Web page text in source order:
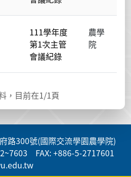
111學年度
第1次主管
會議紀錄
農學
院
，目前在1/1頁
路300號(國際交流學園農學院)
FAX: +886-5-2717601